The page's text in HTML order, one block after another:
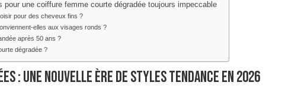
une coiffure femme courte dégradée toujours impeccable
pour des cheveux fins ?
elles aux visages ronds ?
après 50 ans ?
dégradée ?
: une nouvelle ère de styles tendance en 2026